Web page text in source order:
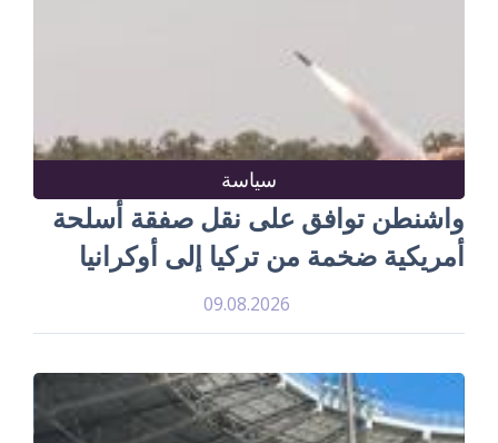
سياسة
واشنطن توافق على نقل صفقة أسلحة
أمريكية ضخمة من تركيا إلى أوكرانيا
09.08.2026